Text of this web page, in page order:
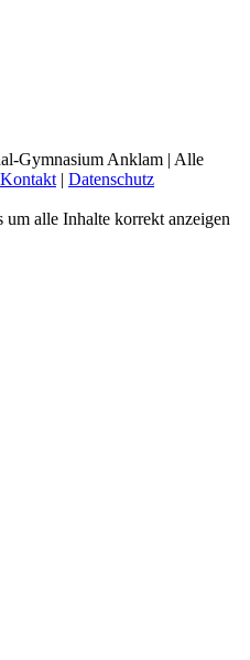
Gymnasium Anklam | Alle
Kontakt | Datenschutz
alle Inhalte korrekt anzeigen